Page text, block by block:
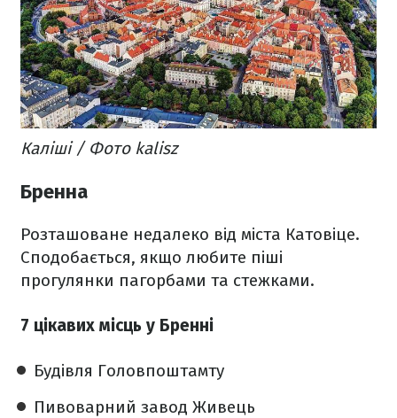
Каліші / Фото kalisz
Бренна
Розташоване недалеко від міста Катовіце.
Сподобається, якщо любите піші
прогулянки пагорбами та стежками.
7 цікавих місць у Бренні
Будівля Головпоштамту
Пивоварний завод Живець